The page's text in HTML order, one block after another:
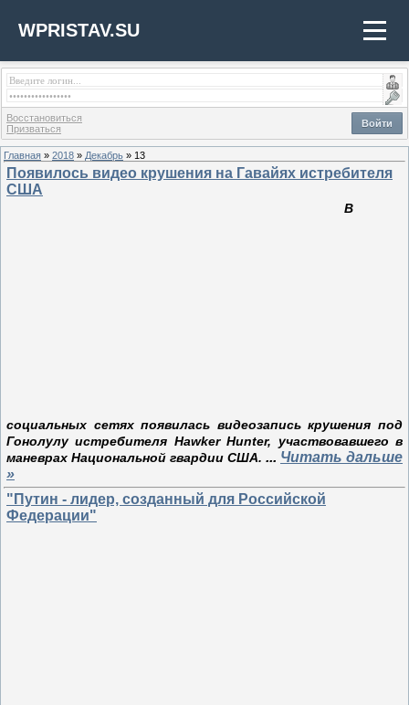
WPRISTAV.SU
Войти
Восстановиться
Призваться
Главная » 2018 » Декабрь » 13
Появилось видео крушения на Гавайях истребителя
США
В
социальных сетях появилась видеозапись крушения под
Гонолулу истребителя Hawker Hunter, участвовавшего в
маневрах Национальной гвардии США. ... Читать дальше
»
"Путин - лидер, созданный для Российской
Федерации"